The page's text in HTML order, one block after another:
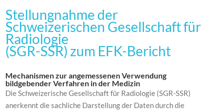
Stellungnahme der
Schweizerischen Gesellschaft für
Radiologie
(SGR-SSR) zum EFK-Bericht
Mechanismen zur angemessenen Verwendung
bildgebender Verfahren in der Medizin
Die Schweizerische Gesellschaft für Radiologie (SGR-SSR)
anerkennt die sachliche Darstellung der Daten durch die